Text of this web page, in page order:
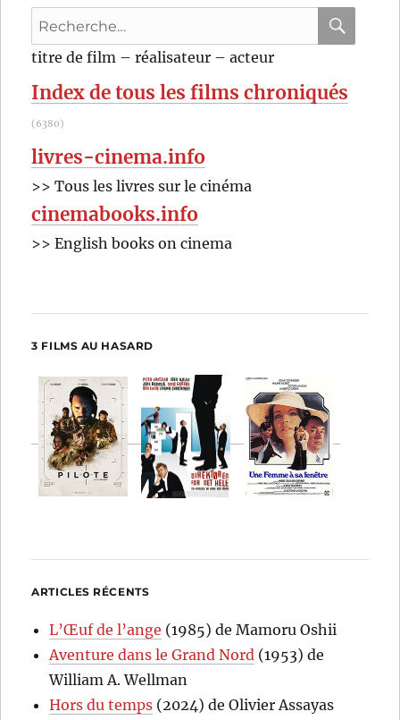
Recherche
pour
:
titre de film – réalisateur – acteur
Index de tous les films chroniqués
(6380)
livres-cinema.info
>> Tous les livres sur le cinéma
cinemabooks.info
>> English books on cinema
3 FILMS AU HASARD
ARTICLES RÉCENTS
L’Œuf de l’ange (1985) de Mamoru Oshii
Aventure dans le Grand Nord (1953) de
William A. Wellman
Hors du temps (2024) de Olivier Assayas